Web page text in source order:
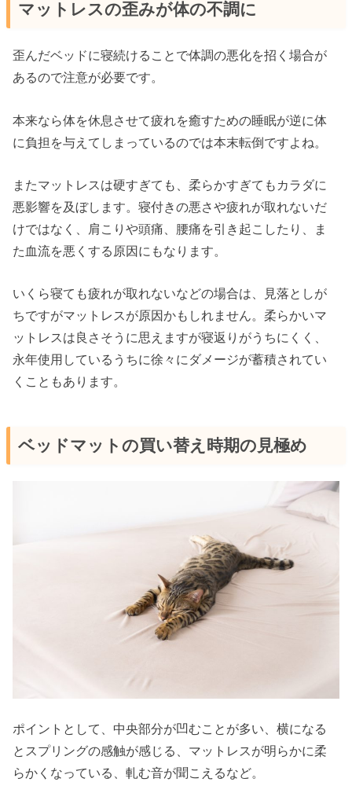
マットレスの歪みが体の不調に
歪んだベッドに寝続けることで体調の悪化を招く場合が
あるので注意が必要です。
本来なら体を休息させて疲れを癒すための睡眠が逆に体
に負担を与えてしまっているのでは本末転倒ですよね。
またマットレスは硬すぎても、柔らかすぎてもカラダに
悪影響を及ぼします。寝付きの悪さや疲れが取れないだ
けではなく、肩こりや頭痛、腰痛を引き起こしたり、ま
た血流を悪くする原因にもなります。
いくら寝ても疲れが取れないなどの場合は、見落としが
ちですがマットレスが原因かもしれません。柔らかいマ
ットレスは良さそうに思えますが寝返りがうちにくく、
永年使用しているうちに徐々にダメージが蓄積されてい
くこともあります。
ベッドマットの買い替え時期の見極め
ポイントとして、中央部分が凹むことが多い、横になる
とスプリングの感触が感じる、マットレスが明らかに柔
らかくなっている、軋む音が聞こえるなど。